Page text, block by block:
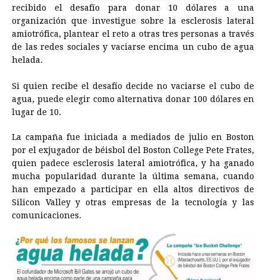
recibido el desafío para donar 10 dólares a una
organización que investigue sobre la esclerosis lateral
amiotrófica, plantear el reto a otras tres personas a través
de las redes sociales y vaciarse encima un cubo de agua
helada.
Si quien recibe el desafío decide no vaciarse el cubo de
agua, puede elegir como alternativa donar 100 dólares en
lugar de 10.
La campaña fue iniciada a mediados de julio en Boston
por el exjugador de béisbol del Boston College Pete Frates,
quien padece esclerosis lateral amiotrófica, y ha ganado
mucha popularidad durante la última semana, cuando
han empezado a participar en ella altos directivos de
Silicon Valley y otras empresas de la tecnología y las
comunicaciones.